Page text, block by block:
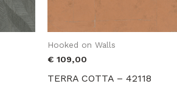
Hooked on Walls
€ 109,00
TERRA COTTA – 42118